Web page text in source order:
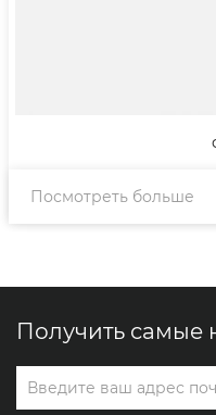
Посмотреть больше
Получить